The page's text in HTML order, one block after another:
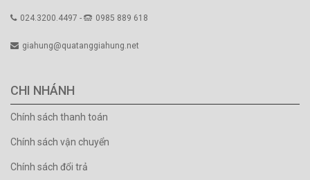
024.3200.4497 - 0985 889 618
giahung@quatanggiahung.net
CHI NHÁNH
Chính sách thanh toán
Chính sách vận chuyển
Chính sách đổi trả